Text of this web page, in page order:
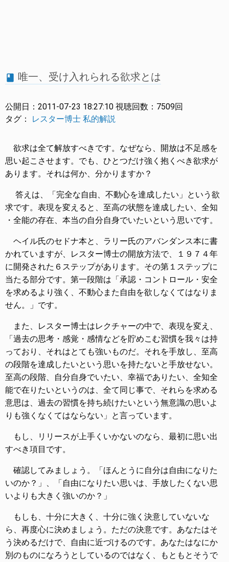
book 唯一、受け入れられる欲求とは
公開日： 2011-07-23 18:27:10 視聴回数： 7509回
タグ：
レスター博士 私的解説
欲求は全て解放すべきです。なぜなら、開放は不足感を
思い起こさせます。でも、ひとつだけ強く抱くべき欲求が
あります。それは何か、分かりますか？
答えは、「完全な自由、不動心を達成したい」という欲
求です。表現を変えると、至高の状態を達成したい、全知
・全能の存在、本当の自分自身でいたいという思いです。
ヘイル氏のセドナ本と、ラリー氏のアバンダンス本に書
かれていますが、レスター博士の開放方法で、１９７４年
に開発された６ステップがあります。その第１ステップに
当たる部分です。第一段階は「承認・コントロール・安全
を求めるより強く、不動心また自由を欲しなくてはなりま
せん。」です。
また、レスター博士はレクチャーの中で、表現を変え、
「過去の思考・感覚・感情などを貯めこむ習慣を我々は持
っており、それはとても強いものだ。それを手放し、至高
の段階を達成したいという思いを持たないと手放せない。
至高の段階、自分自身でいたい、幸福でありたい、全知全
能で在りたいというのは、全て同じ事で、それらを求める
意思は、過去の習慣を持ち続けたいという無意識の思いよ
りも強くなくてはならない」と言っています。
もし、リリースが上手くいかないのなら、最初に思い出
すべき項目です。
確認してみましょう。「ほんとうに自分は自由になりた
いのか？」、「自由になりたい思いは、手放したくない思
いよりも大きく強いのか？」
もしも、十分に大きく、十分に強く決意していないな
ら、再度心に決めましょう。ただの決意です。あなたはそ
う決めるだけで、自由に近づけるのです。あなたはなにか
別のものになろうとしているのではなく、もともとそうで